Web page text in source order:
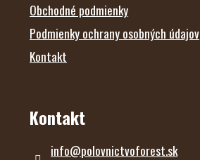
Obchodné podmienky
Podmienky ochrany osobných údajov
Kontakt
Kontakt
info@polovnictvoforest.sk